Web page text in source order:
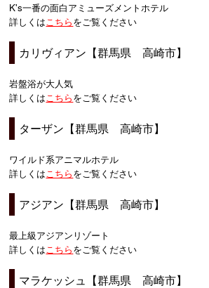
K's一番の面白アミューズメントホテル
詳しくはこちらをご覧ください
カリヴィアン【群馬県 高崎市】
岩盤浴が大人気
詳しくはこちらをご覧ください
ターザン【群馬県 高崎市】
ワイルド系アニマルホテル
詳しくはこちらをご覧ください
アジアン【群馬県 高崎市】
最上級アジアンリゾート
詳しくはこちらをご覧ください
マラケッシュ【群馬県 高崎市】